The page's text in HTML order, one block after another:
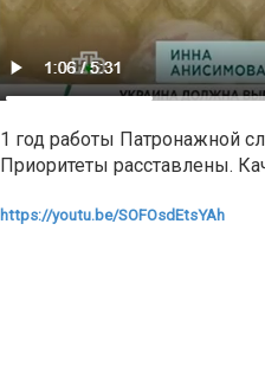
1 год работы Патронажной
Приоритеты расставлены.
https://youtu.be/SOFOsdEtsYAh